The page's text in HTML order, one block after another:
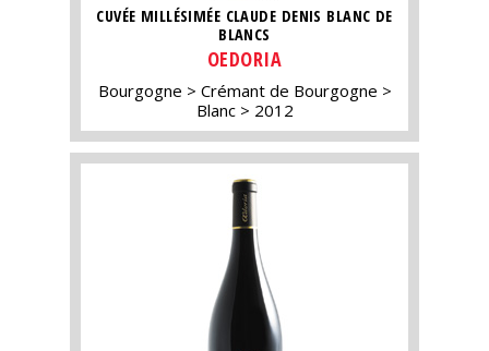
CUVÉE MILLÉSIMÉE CLAUDE DENIS BLANC DE
BLANCS
OEDORIA
Bourgogne
Crémant de Bourgogne
Blanc
2012